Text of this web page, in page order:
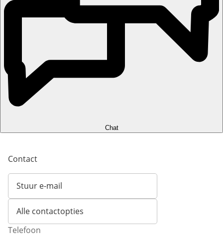
Chat
Contact
Stuur e-mail
Opent e-mailclient
Alle contactopties
Telefoon